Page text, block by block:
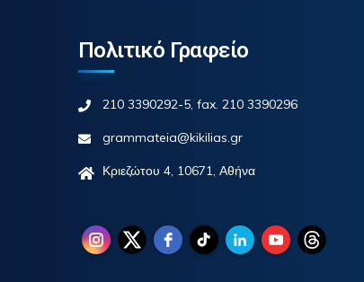
Πολιτικό Γραφείο
210 3390292-5, fax. 210 3390296
grammateia@kikilias.gr
Κριεζώτου 4, 10671, Αθήνα